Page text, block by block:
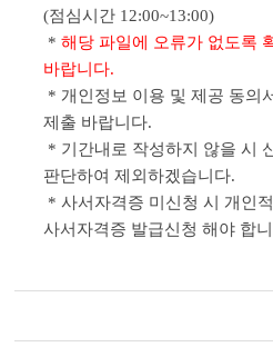
(점심시간 12:00~13:00)
*해당 파일에 오류가 없도록
바랍니다.
* 개인정보 이용 및 제공 동의
제출 바랍니다.
* 기간내로 작성하지 않을 시
판단하여 제외하겠습니다.
* 사서자격증 미신청 시 개인
사서자격증 발급신청 해야 합